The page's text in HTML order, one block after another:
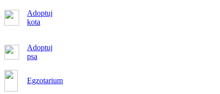
Adoptuj
kota
Adoptuj
psa
Egzotarium